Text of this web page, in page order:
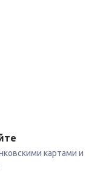
картами и